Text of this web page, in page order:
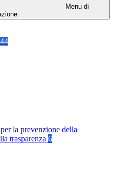
Menu di
44
la prevenzione della
trasparenza 6